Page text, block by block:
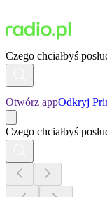
Czego chciałbyś
Otwórz appOdkryj
Czego chciałbyś